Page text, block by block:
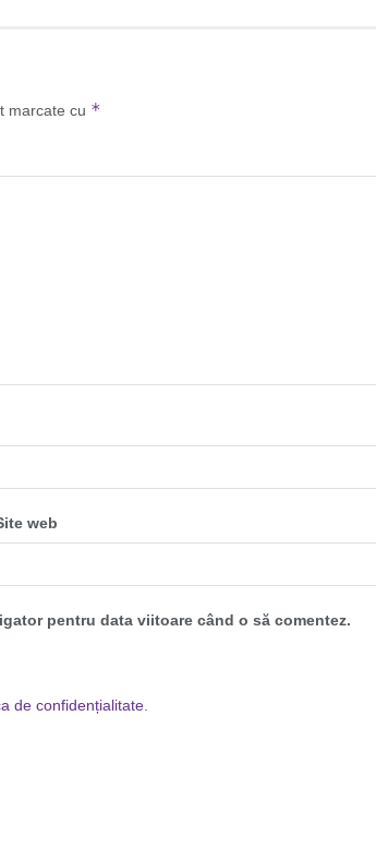
marcate cu *
web
pentru data viitoare când o să comentez.
de confidențialitate